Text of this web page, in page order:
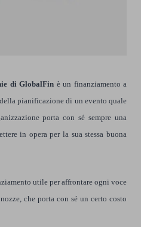
di GlobalFin è un finanziamento a
pianificazione di un evento quale
porta con sé sempre una
in opera per la sua stessa buona
utile per affrontare ogni voce
che porta con sé un certo costo